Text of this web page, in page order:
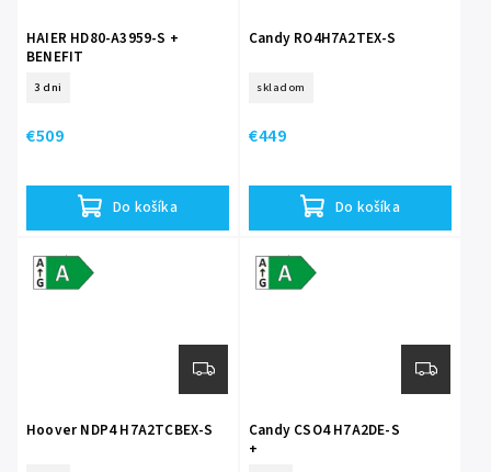
HAIER HD80-A3959-S +
BENEFIT
ROKOV ZÁRUKA NA
DARČEK
3 dni
€509
Do košíka
Candy RO4H7A2TEX-S
skladom
€449
Do košíka
Energetická
trieda A
Hoover NDP4 H7A2TCBEX-S
Energetická
trieda A
Candy CSO4 H7A2DE-S
+